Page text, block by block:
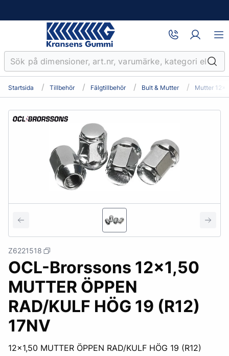
Startsida Tillbehör Fälgtillbehör Bult & Mutter Mutter
Z6221518
OCL-Brorssons 12x1,50
MUTTER ÖPPEN
RAD/KULF HÖG 19 (R12)
17NV
12x1,50 MUTTER ÖPPEN RAD/KULF HÖG 19 (R12)